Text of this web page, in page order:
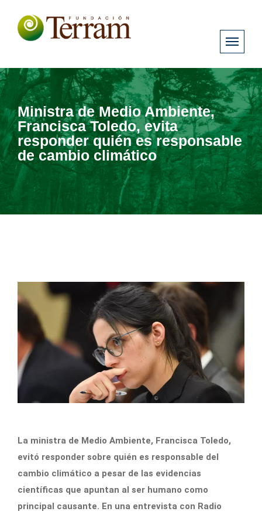
Ministra de Medio Ambiente,
Francisca Toledo, evita
responder quién es responsable
de cambio climático
La ministra de Medio Ambiente, Francisca Toledo,
evitó responder sobre quién es responsable del
cambio climático a pesar de las evidencias
científicas que apuntan al ser humano como
principal causante. En una entrevista con Radio